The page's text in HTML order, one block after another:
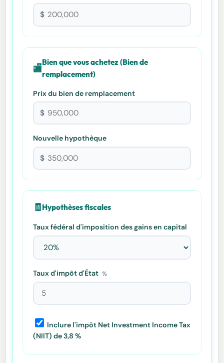
$
🏬
Bien que vous achetez (Bien de
remplacement)
Prix du bien de remplacement
$
Nouvelle hypothèque
$
🧾Hypothèses fiscales
Taux fédéral d'imposition des gains en capital
Taux d'impôt d'État %
Inclure l'impôt Net Investment Income Tax
(NIIT) de 3,8 %